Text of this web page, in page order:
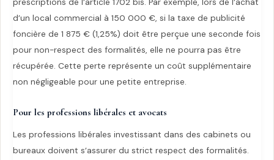
d’un local commercial à 150 000 €, si la taxe de publicité
foncière de 1 875 € (1,25%) doit être perçue une seconde fois
pour non-respect des formalités, elle ne pourra pas être
récupérée. Cette perte représente un coût supplémentaire
non négligeable pour une petite entreprise.
Pour les professions libérales et avocats
Les professions libérales investissant dans des cabinets ou
bureaux doivent s’assurer du strict respect des formalités.